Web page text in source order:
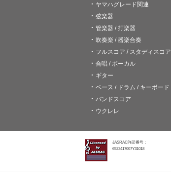
ヤマハグレード関連
弦楽器
管楽器 / 打楽器
吹奏楽 / 器楽合奏
フルスコア / スタディスコア
合唱 / ボーカル
ギター
ベース / ドラム / キーボード
バンドスコア
ウクレレ
JASRAC許諾番号：
6523417007Y31018